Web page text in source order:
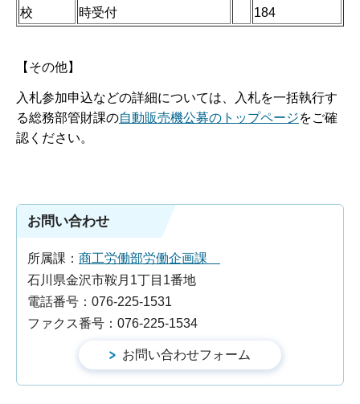
校
時受付
184
【その他】
入札参加申込などの詳細については、入札を一括執行す
る総務部管財課の自動販売機公募のトップページをご確
認ください。
お問い合わせ
所属課： 商工労働部労働企画課
石川県金沢市鞍月1丁目1番地
電話番号：076-225-1531
ファクス番号：076-225-1534